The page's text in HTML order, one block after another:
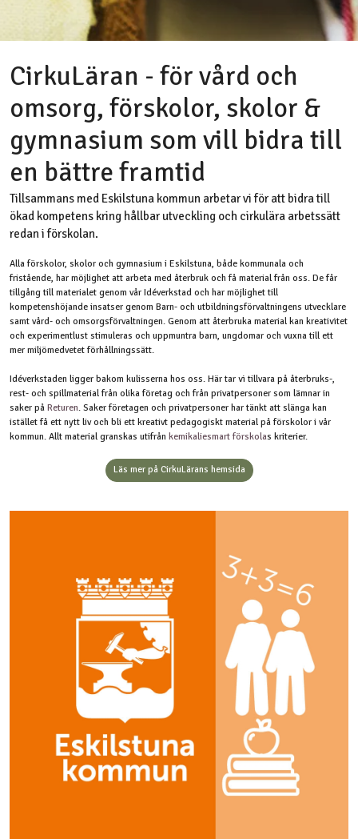
CirkuLäran - för vård och
omsorg, förskolor, skolor &
gymnasium som vill bidra till
en bättre framtid
Tillsammans med Eskilstuna kommun arbetar vi för att bidra till
ökad kompetens kring hållbar utveckling och cirkulära arbetssätt
redan i förskolan.
Alla förskolor, skolor och gymnasium i Eskilstuna, både kommunala och
fristående, har möjlighet att arbeta med återbruk och få material från oss. De får
tillgång till materialet genom vår Idéverkstad och har möjlighet till
kompetenshöjande insatser genom Barn- och utbildningsförvaltningens utvecklare
samt vård- och omsorgsförvaltningen. Genom att återbruka material kan kreativitet
och experimentlust stimuleras och uppmuntra barn, ungdomar och vuxna till ett
mer miljömedvetet förhållningssätt.
Idéverkstaden ligger bakom kulisserna hos oss. Här tar vi tillvara på återbruks-,
rest- och spillmaterial från olika företag och från privatpersoner​ som lämnar in
saker på Returen. Saker företagen och privatpersoner har tänkt att slänga kan
istället få ett nytt liv och bli ett kreativt pedagogiskt material på förskolor i vår
kommun. Allt material granskas utifrån kemikaliesmart förskola​s kriterier.
Läs mer på CirkuLärans hemsida